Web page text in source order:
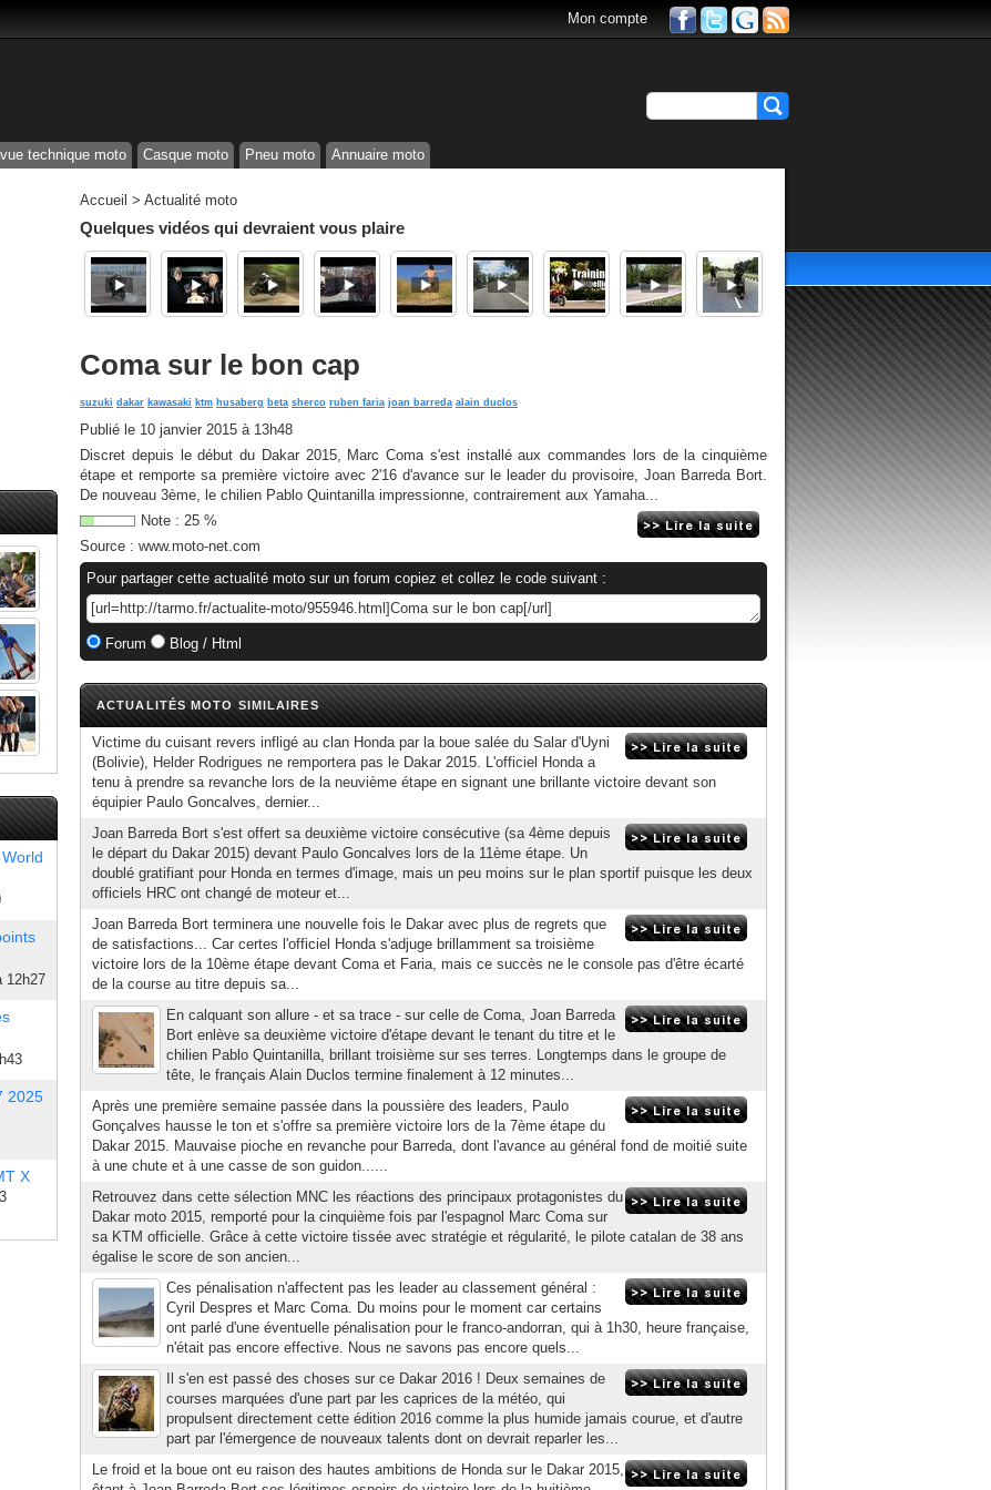
Mon compte
technique moto Casque moto Pneu moto Annuaire moto
12h27
2025
X
Accueil > Actualité moto
Quelques vidéos qui devraient vous plaire
Coma sur le bon cap
suzuki dakar kawasaki ktm husaberg beta sherco ruben faria joan barreda alain duclos
Publié le 10 janvier 2015 à 13h48
Discret depuis le début du Dakar 2015, Marc Coma s'est installé aux commandes lors de la cinquième
étape et remporte sa première victoire avec 2'16 d'avance sur le leader du provisoire, Joan Barreda Bort.
De nouveau 3ème, le chilien Pablo Quintanilla impressionne, contrairement aux Yamaha...
Note : 25 %
Source : www.moto-net.com
Pour partager cette actualité moto sur un forum copiez et collez le code suivant :
Forum Blog / Html
ACTUALITÉS MOTO SIMILAIRES
Victime du cuisant revers infligé au clan Honda par la boue salée du Salar d'Uyni
(Bolivie), Helder Rodrigues ne remportera pas le Dakar 2015. L'officiel Honda a
tenu à prendre sa revanche lors de la neuvième étape en signant une brillante victoire devant son
équipier Paulo Goncalves, dernier...
Joan Barreda Bort s'est offert sa deuxième victoire consécutive (sa 4ème depuis
le départ du Dakar 2015) devant Paulo Goncalves lors de la 11ème étape. Un
doublé gratifiant pour Honda en termes d'image, mais un peu moins sur le plan sportif puisque les deux
officiels HRC ont changé de moteur et...
Joan Barreda Bort terminera une nouvelle fois le Dakar avec plus de regrets que
de satisfactions... Car certes l'officiel Honda s'adjuge brillamment sa troisième
victoire lors de la 10ème étape devant Coma et Faria, mais ce succès ne le console pas d'être écarté
de la course au titre depuis sa...
En calquant son allure - et sa trace - sur celle de Coma, Joan Barreda
Bort enlève sa deuxième victoire d'étape devant le tenant du titre et le
chilien Pablo Quintanilla, brillant troisième sur ses terres. Longtemps dans le groupe de
tête, le français Alain Duclos termine finalement à 12 minutes...
Après une première semaine passée dans la poussière des leaders, Paulo
Gonçalves hausse le ton et s'offre sa première victoire lors de la 7ème étape du
Dakar 2015. Mauvaise pioche en revanche pour Barreda, dont l'avance au général fond de moitié suite
à une chute et à une casse de son guidon......
Retrouvez dans cette sélection MNC les réactions des principaux protagonistes du
Dakar moto 2015, remporté pour la cinquième fois par l'espagnol Marc Coma sur
sa KTM officielle. Grâce à cette victoire tissée avec stratégie et régularité, le pilote catalan de 38 ans
égalise le score de son ancien...
Ces pénalisation n'affectent pas les leader au classement général :
Cyril Despres et Marc Coma. Du moins pour le moment car certains
ont parlé d'une éventuelle pénalisation pour le franco-andorran, qui à 1h30, heure française,
n'était pas encore effective. Nous ne savons pas encore quels...
Il s'en est passé des choses sur ce Dakar 2016 ! Deux semaines de
courses marquées d'une part par les caprices de la météo, qui
propulsent directement cette édition 2016 comme la plus humide jamais courue, et d'autre
part par l'émergence de nouveaux talents dont on devrait reparler les...
Le froid et la boue ont eu raison des hautes ambitions de Honda sur le Dakar 2015,